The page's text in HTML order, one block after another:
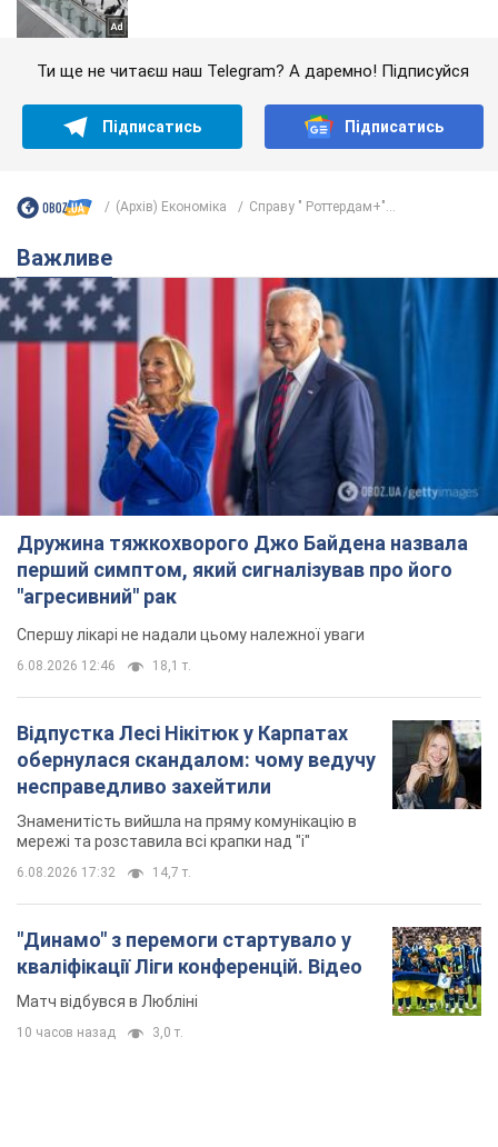
Ти ще не читаєш наш Telegram? А даремно! Підписуйся
Підписатись Підписатись
(Архів) Економіка Справу " Роттердам+"...
Важливе
Дружина тяжкохворого Джо Байдена назвала
перший симптом, який сигналізував про його
"агресивний" рак
Спершу лікарі не надали цьому належної уваги
6.08.2026 12:46 18,1 т.
Відпустка Лесі Нікітюк у Карпатах
обернулася скандалом: чому ведучу
несправедливо захейтили
Знаменитість вийшла на пряму комунікацію в
мережі та розставила всі крапки над "і"
6.08.2026 17:32 14,7 т.
"Динамо" з перемоги стартувало у
кваліфікації Ліги конференцій. Відео
Матч відбувся в Любліні
10 часов назад 3,0 т.